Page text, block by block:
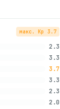
макс. Kp 3.7
2.3
3.3
3.7
3.3
2.3
2.0